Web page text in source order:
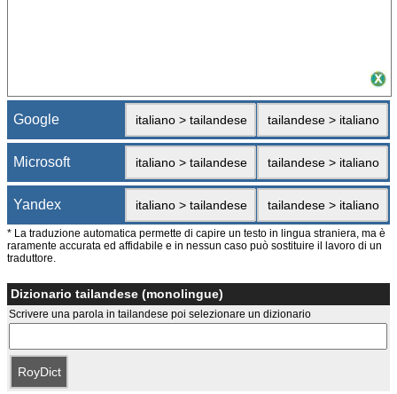
Google italiano > tailandese tailandese > italiano
Microsoft italiano > tailandese tailandese > italiano
Yandex italiano > tailandese tailandese > italiano
* La traduzione automatica permette di capire un testo in lingua straniera, ma è
raramente accurata ed affidabile e in nessun caso può sostituire il lavoro di un
traduttore.
Dizionario tailandese (monolingue)
Scrivere una parola in tailandese poi selezionare un dizionario
RoyDict